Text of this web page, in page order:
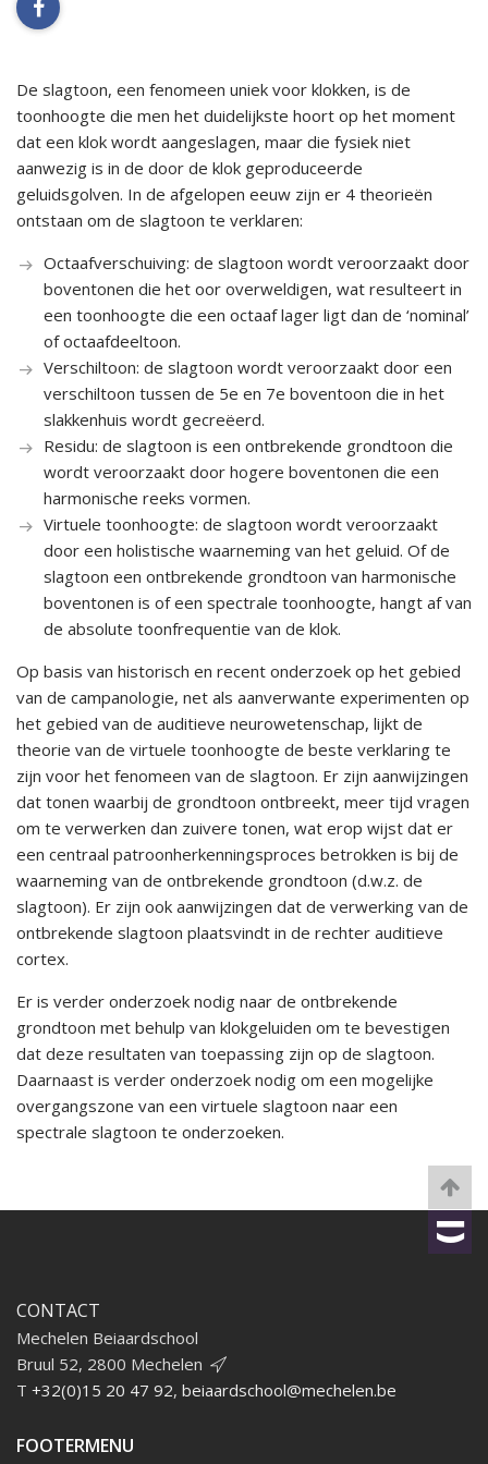
De slagtoon, een fenomeen uniek voor klokken, is de
toonhoogte die men het duidelijkste hoort op het moment
dat een klok wordt aangeslagen, maar die fysiek niet
aanwezig is in de door de klok geproduceerde
geluidsgolven. In de afgelopen eeuw zijn er 4 theorieën
ontstaan om de slagtoon te verklaren:
Octaafverschuiving: de slagtoon wordt veroorzaakt door
boventonen die het oor overweldigen, wat resulteert in
een toonhoogte die een octaaf lager ligt dan de ‘nominal’
of octaafdeeltoon.
Verschiltoon: de slagtoon wordt veroorzaakt door een
verschiltoon tussen de 5e en 7e boventoon die in het
slakkenhuis wordt gecreëerd.
Residu: de slagtoon is een ontbrekende grondtoon die
wordt veroorzaakt door hogere boventonen die een
harmonische reeks vormen.
Virtuele toonhoogte: de slagtoon wordt veroorzaakt
door een holistische waarneming van het geluid. Of de
slagtoon een ontbrekende grondtoon van harmonische
boventonen is of een spectrale toonhoogte, hangt af van
de absolute toonfrequentie van de klok.
Op basis van historisch en recent onderzoek op het gebied
van de campanologie, net als aanverwante experimenten op
het gebied van de auditieve neurowetenschap, lijkt de
theorie van de virtuele toonhoogte de beste verklaring te
zijn voor het fenomeen van de slagtoon. Er zijn aanwijzingen
dat tonen waarbij de grondtoon ontbreekt, meer tijd vragen
om te verwerken dan zuivere tonen, wat erop wijst dat er
een centraal patroonherkenningsproces betrokken is bij de
waarneming van de ontbrekende grondtoon (d.w.z. de
slagtoon). Er zijn ook aanwijzingen dat de verwerking van de
ontbrekende slagtoon plaatsvindt in de rechter auditieve
cortex.
Er is verder onderzoek nodig naar de ontbrekende
grondtoon met behulp van klokgeluiden om te bevestigen
dat deze resultaten van toepassing zijn op de slagtoon.
Daarnaast is verder onderzoek nodig om een mogelijke
overgangszone van een virtuele slagtoon naar een
spectrale slagtoon te onderzoeken.
CONTACT
Mechelen Beiaardschool
Bruul 52, 2800 Mechelen
T +32(0)15 20 47 92, beiaardschool@mechelen.be
FOOTERMENU